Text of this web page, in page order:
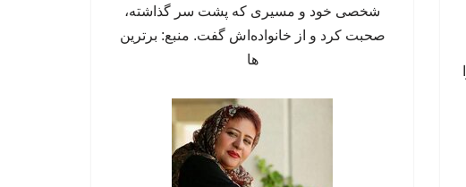
شخصی خود و مسیری که پشت سر گذاشته،
صحبت کرد و از خانواده‌اش گفت. منبع: برترین
ها